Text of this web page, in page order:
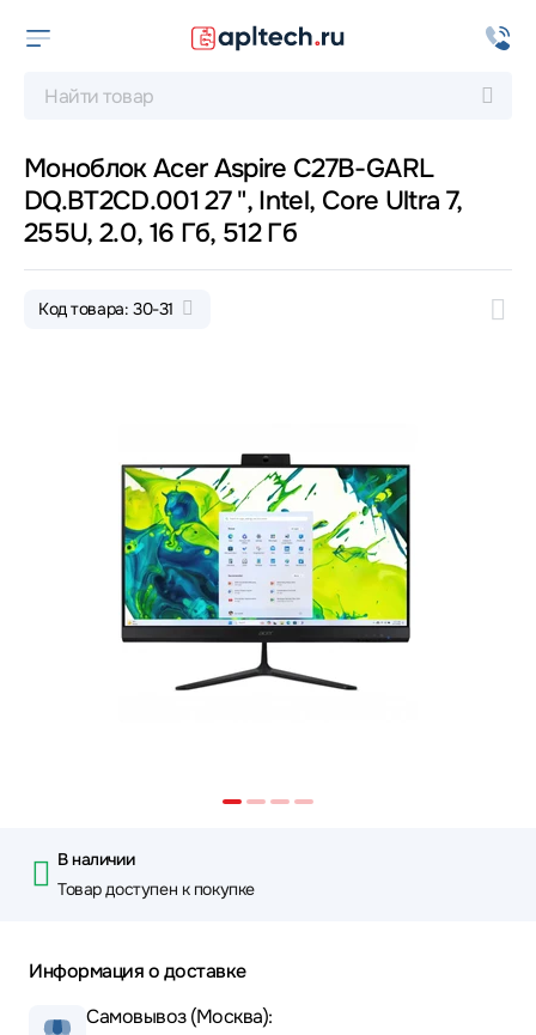
Моноблок Acer Aspire C27B-GARL
DQ.BT2CD.001 27 ", Intel, Core Ultra 7,
255U, 2.0, 16 Гб, 512 Гб
Код товара: 30-31
В наличии
Товар доступен к покупке
Информация о доставке
Самовывоз (Москва):